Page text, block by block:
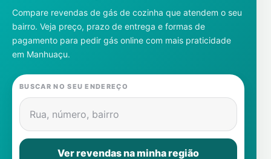
Notícias
Cadastre-se
Gás
Contatos
Compare revendas de gás de cozinha que atendem o seu
bairro. Veja preço, prazo de entrega e formas de
pagamento para pedir gás online com mais praticidade
em Manhuaçu.
BUSCAR NO SEU ENDEREÇO
Rua, número, bairro
Ver revendas na minha região